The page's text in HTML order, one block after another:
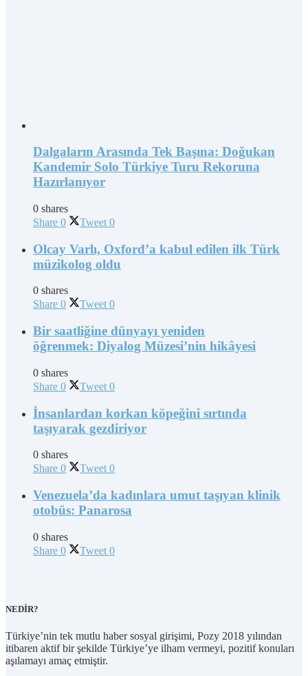
Dalgaların Arasında Tek Başına: Doğukan
Kandemir Solo Türkiye Turu Rekoruna
Hazırlanıyor
0 shares
Share 0 Tweet 0
Olcay Varlı, Oxford’a kabul edilen ilk Türk
müzikolog oldu
0 shares
Share 0 Tweet 0
Bir saatliğine dünyayı yeniden
öğrenmek: Diyalog Müzesi’nin hikâyesi
0 shares
Share 0 Tweet 0
İnsanlardan korkan köpeğini sırtında
taşıyarak gezdiriyor
0 shares
Share 0 Tweet 0
Venezuela’da kadınlara umut taşıyan klinik
otobüs: Panarosa
0 shares
Share 0 Tweet 0
NEDİR?
Türkiye’nin tek mutlu haber sosyal girişimi, Pozy 2018 yılından
itibaren aktif bir şekilde Türkiye’ye ilham vermeyi, pozitif konuları
aşılamayı amaç etmiştir.